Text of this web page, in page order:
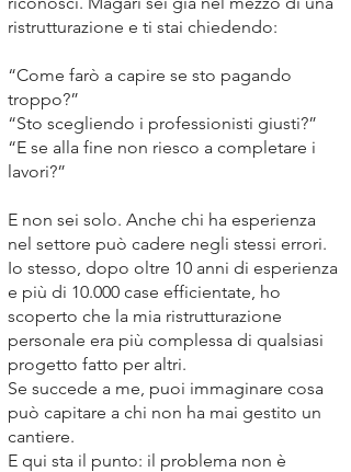
ristrutturazione e ti stai chiedendo:
“Come farò a capire se sto pagando
troppo?”
“Sto scegliendo i professionisti giusti?”
“E se alla fine non riesco a completare i
lavori?”
E non sei solo. Anche chi ha esperienza
nel settore può cadere negli stessi errori.
Io stesso, dopo oltre 10 anni di esperienza
e più di 10.000 case efficientate, ho
scoperto che la mia ristrutturazione
personale era più complessa di qualsiasi
progetto fatto per altri.
Se succede a me, puoi immaginare cosa
può capitare a chi non ha mai gestito un
cantiere.
E qui sta il punto: il problema non è